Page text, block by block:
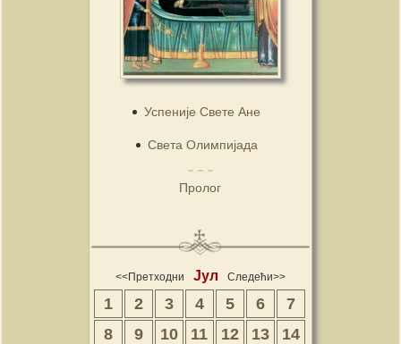
Успеније Свете Ане
Света Олимпијада
Пролог
<<Претходни Јул Следећи>>
1 2 3 4 5 6
7
8
9 10 11 12 13
14